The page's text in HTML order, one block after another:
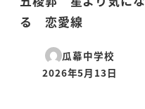
る 恋愛線
瓜幕中学校
投稿日
2026年5月13日